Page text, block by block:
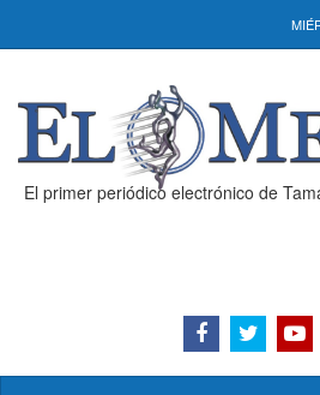
El primer periódico electrónico de